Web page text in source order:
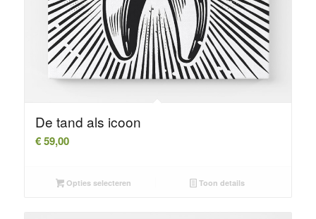
De tand als icoon
€59,00
Opties selecteren Toon details